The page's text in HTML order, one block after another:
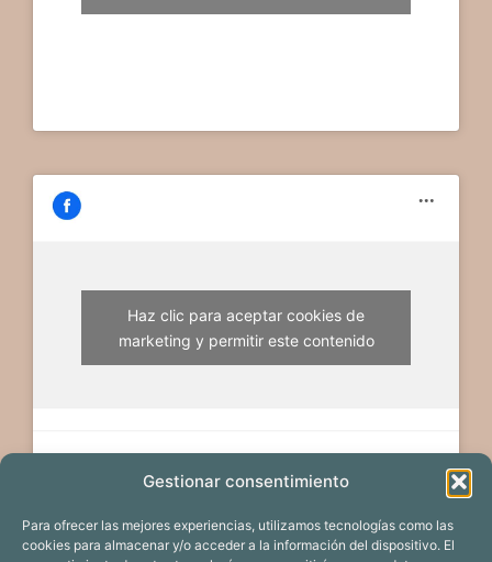
Gestionar consentimiento
Para ofrecer las mejores experiencias, utilizamos tecnologías como las
cookies para almacenar y/o acceder a la información del dispositivo. El
Haz clic para aceptar cookies de
marketing y permitir este contenido